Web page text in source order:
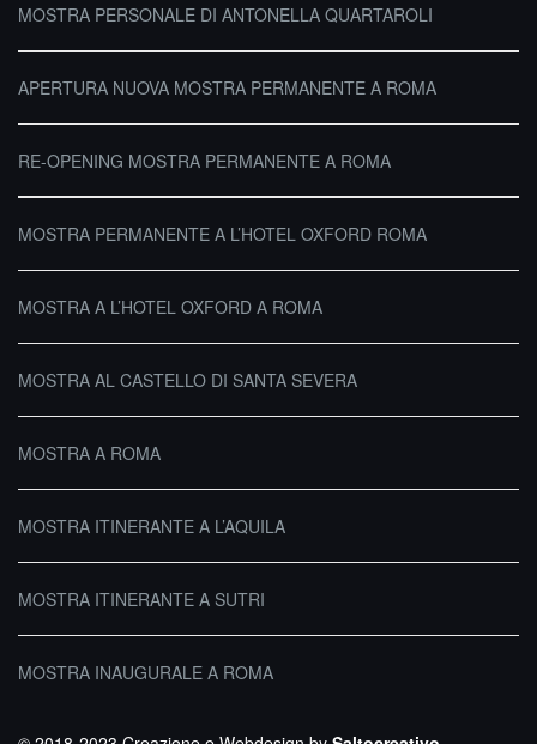
MOSTRA PERSONALE DI ANTONELLA QUARTAROLI
APERTURA NUOVA MOSTRA PERMANENTE A ROMA
RE-OPENING MOSTRA PERMANENTE A ROMA
MOSTRA PERMANENTE A L’HOTEL OXFORD ROMA
MOSTRA A L’HOTEL OXFORD A ROMA
MOSTRA AL CASTELLO DI SANTA SEVERA
MOSTRA A ROMA
MOSTRA ITINERANTE A L’AQUILA
MOSTRA ITINERANTE A SUTRI
MOSTRA INAUGURALE A ROMA